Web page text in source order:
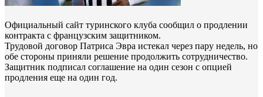
Официальный сайт туринского клуба сообщил о продлении
контракта с французским защитником.
Трудовой договор Патриса Эвра истекал через пару недель, но
обе стороны приняли решение продолжить сотрудничество.
Защитник подписал соглашение на один сезон с опцией
продления еще на один год.